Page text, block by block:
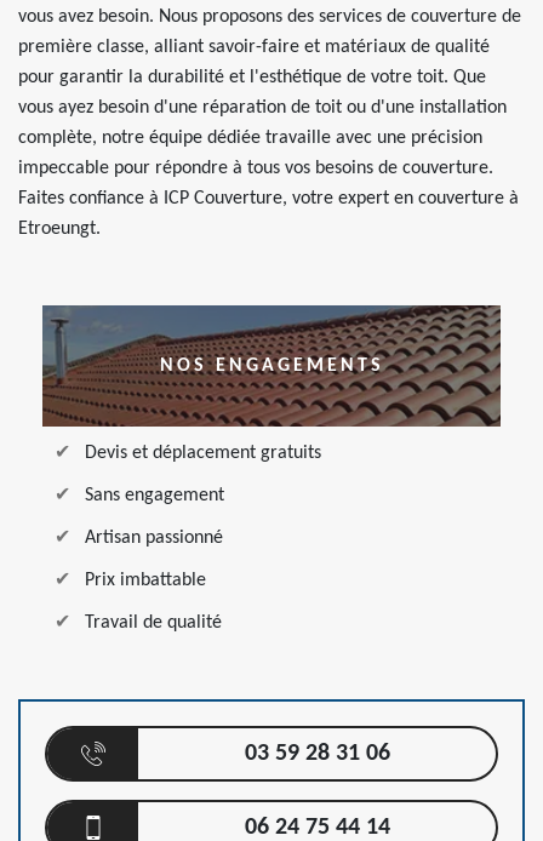
vous avez besoin. Nous proposons des services de couverture de
première classe, alliant savoir-faire et matériaux de qualité
pour garantir la durabilité et l'esthétique de votre toit. Que
vous ayez besoin d'une réparation de toit ou d'une installation
complète, notre équipe dédiée travaille avec une précision
impeccable pour répondre à tous vos besoins de couverture.
Faites confiance à ICP Couverture, votre expert en couverture à
Etroeungt.
NOS ENGAGEMENTS
Devis et déplacement gratuits
Sans engagement
Artisan passionné
Prix imbattable
Travail de qualité
03 59 28 31 06
06 24 75 44 14